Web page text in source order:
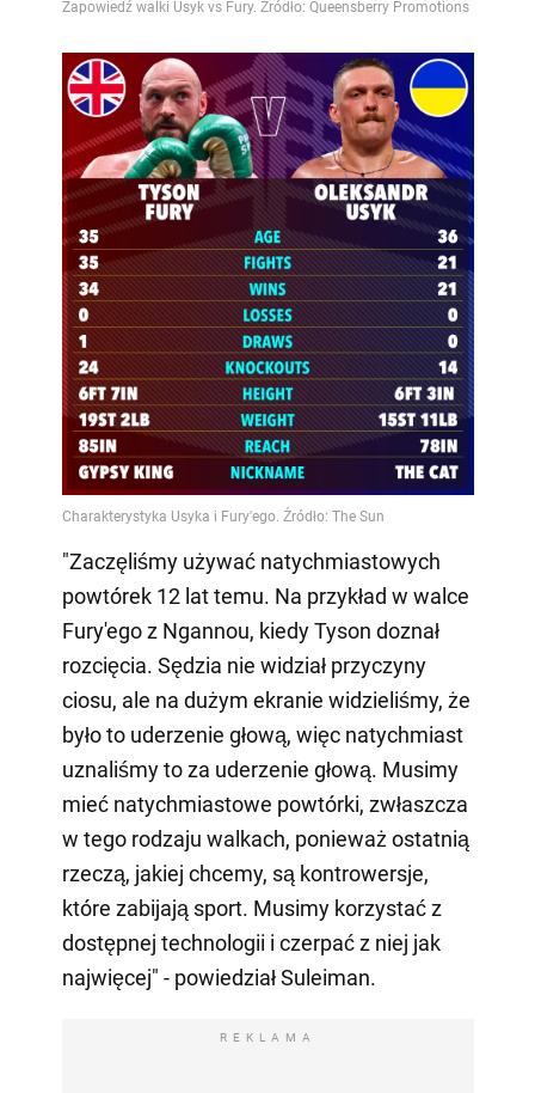
"Zaczęliśmy używać natychmiastowych
powtórek 12 lat temu. Na przykład w walce
Fury'ego z Ngannou, kiedy Tyson doznał
rozcięcia. Sędzia nie widział przyczyny
ciosu, ale na dużym ekranie widzieliśmy, że
było to uderzenie głową, więc natychmiast
uznaliśmy to za uderzenie głową. Musimy
mieć natychmiastowe powtórki, zwłaszcza
w tego rodzaju walkach, ponieważ ostatnią
rzeczą, jakiej chcemy, są kontrowersje,
które zabijają sport. Musimy korzystać z
dostępnej technologii i czerpać z niej jak
najwięcej" - powiedział Suleiman.
REKLAMA